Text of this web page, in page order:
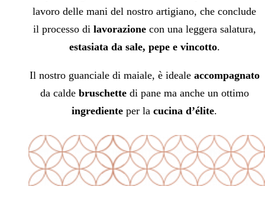
lavoro delle mani del nostro artigiano, che conclude
il processo di lavorazionecon una leggera salatura,
estasiata da sale, pepe e vincotto.
Il nostro guanciale di maiale, è ideale accompagnato
da caldebruschettedi pane ma anche un ottimo
ingrediente per la cucina d’élite.